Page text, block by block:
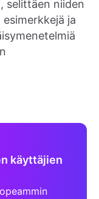
selittäen niiden
ja
käyttäjien